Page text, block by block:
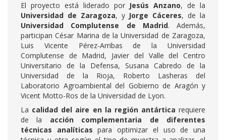
El proyecto está liderado por Jesús Anzano, de la
Universidad de Zaragoza, y Jorge Cáceres, de la
Universidad Complutense de Madrid. Además,
participan César Marina de la Universidad de Zaragoza,
Luis Vicente Pérez-Arribas de la Universidad
Complutense de Madrid, Javier del Valle del Centro
Universitario de la Defensa, Susana Cabredo de la
Universidad de la Rioja, Roberto Lasheras del
Laboratorio Agroambiental del Gobierno de Aragón y
Vicent Motto-Ros de la Universidad de Lyon.
La calidad del aire en la región antártica requiere
de la acción complementaria de diferentes
técnicas analíticas para optimizar el uso de una